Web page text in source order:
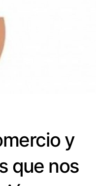
y
que nos